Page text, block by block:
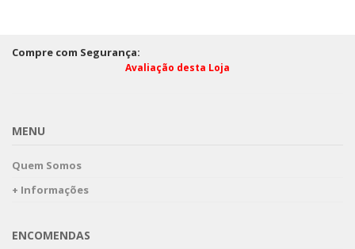
Compre com Segurança:
Avaliação desta Loja
MENU
Quem Somos
+ Informações
ENCOMENDAS